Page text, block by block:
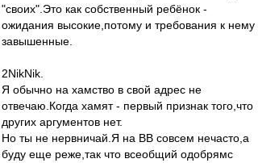
"своих".Это как собственный ребёнок -
ожидания высокие,потому и требования к нему
завышенные.
2NikNik.
Я обычно на хамство в свой адрес не
отвечаю.Когда хамят - первый признак того,что
других аргументов нет.
Но ты не нервничай.Я на ВВ совсем нечасто,а
буду еще реже,так что всеобщий одобрямс